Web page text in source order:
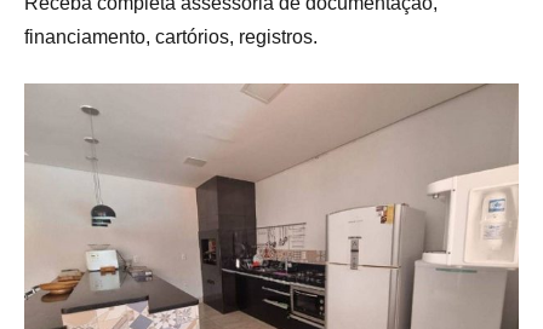
financiamento, cartórios, registros.